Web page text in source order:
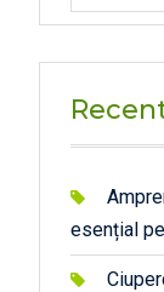
esențial